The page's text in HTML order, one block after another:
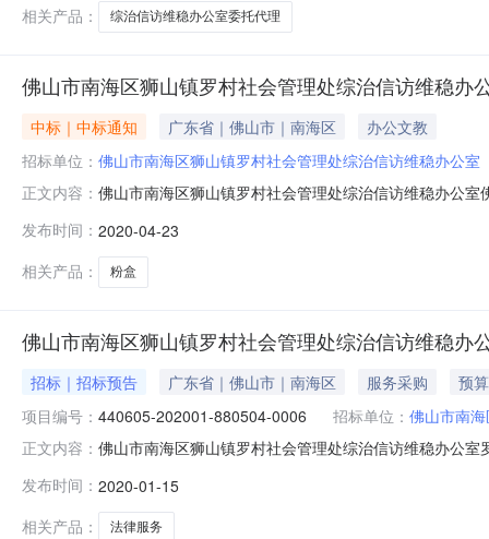
相关产品：
综治信访维稳办公室委托代理
佛山市南海区狮山镇罗村社会管理处综治信访维稳
中标｜中标通知 广东省｜佛山市｜南海区
办公文教
招标单位： 佛山市南海区狮山镇罗村社会管理处综治信访维稳办公室
正文内容： 佛山市南海区狮山镇罗村社会管理处综治信访维稳办公
无五、中标、成交供应商：佛山市禅城区联博惠达办公
￥2,1
发布时间： 2020-04-23
相关产品：
粉盒
佛山市南海区狮山镇罗村社会管理处综治信访维稳
招标｜招标预告 广东省｜佛山市｜南海区 服务采购
预
项目编号： 440605-202001-880504-0006 招标单位： 佛山市南
正文内容： 佛山市南海区狮山镇罗村社会管理处综治信访维稳办公
稳办公室二、采购项目编号：440605-202001-880504-
发布时间： 2020-01-15
相关产品：
法律服务